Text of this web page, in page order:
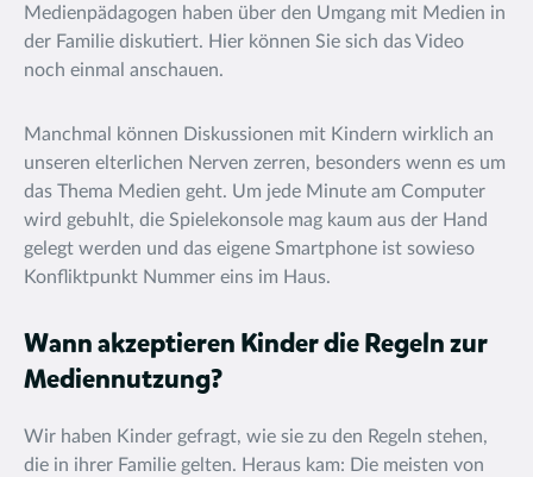
Medienpädagogen haben über den Umgang mit Medien in
der Familie diskutiert. Hier können Sie sich das Video
noch einmal anschauen.
Manchmal können Diskussionen mit Kindern wirklich an
unseren elterlichen Nerven zerren, besonders wenn es um
das Thema Medien geht. Um jede Minute am Computer
wird gebuhlt, die Spielekonsole mag kaum aus der Hand
gelegt werden und das eigene Smartphone ist sowieso
Konfliktpunkt Nummer eins im Haus.
Wann akzeptieren Kinder die Regeln zur
Mediennutzung?
Wir haben Kinder gefragt, wie sie zu den Regeln stehen,
die in ihrer Familie gelten. Heraus kam: Die meisten von